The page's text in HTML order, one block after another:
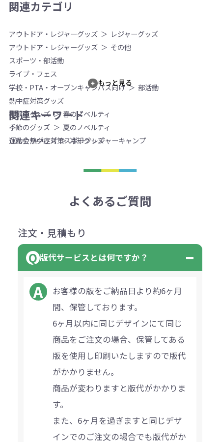
関連カテゴリ
アウトドア・レジャーグッズ
レジャーグッズ
アウトドア・レジャーグッズ
その他
スポーツ・部活動
ライブ・フェス
学校・PTA・オープンキャンパス向け
部活動
熱中症対策グッズ
季節のグッズ
春のノベルティ
季節のグッズ
夏のノベルティ
ひんやりグッズ
冷却グッズ
もっと見る
関連キーワード
運動会熱中症対策スポーツレジャーキャンプ
よくあるご質問
注文・見積もり
版代サービスとは何ですか？
お客様の版をご納品日より約6ヶ月
間、保管しております。
6ヶ月以内に同じデザインにて同じ
商品をご注文の場合、保管してある
版を使用し印刷いたしますので版代
がかかりません。
商品が変わりますと版代がかかりま
す。
また、6ヶ月を過ぎますと同じデザ
インでのご注文の場合でも版代がか